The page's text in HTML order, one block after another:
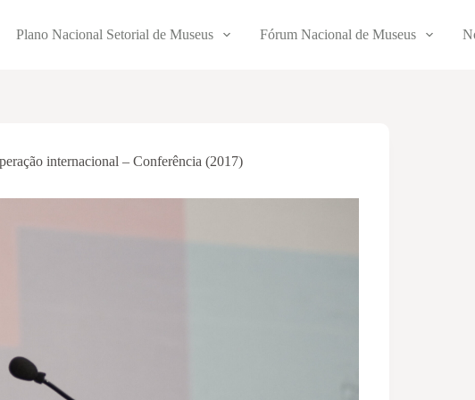
Plano Nacional Setorial de Museus Fórum Nacional de Museus
internacional – Conferência (2017)